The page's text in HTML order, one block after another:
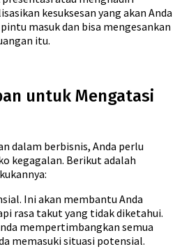
kesuksesan yang akan Anda
masuk dan bisa mengesankan
itu.
untuk Mengatasi
dalam berbisnis, Anda perlu
kegagalan. Berikut adalah
Ini akan membantu Anda
rasa takut yang tidak diketahui.
mempertimbangkan semua
memasuki situasi potensial.